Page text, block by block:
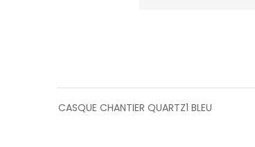
CASQUE CHANTIER QUARTZ1 BLEU